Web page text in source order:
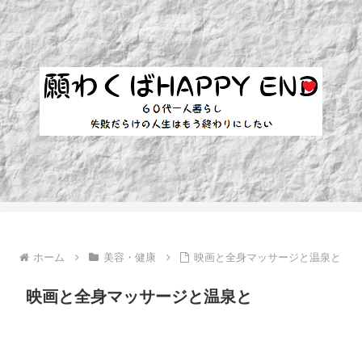
ホーム 美容・健康 映画と全身マッサージと温泉と
映画と全身マッサージと温泉と